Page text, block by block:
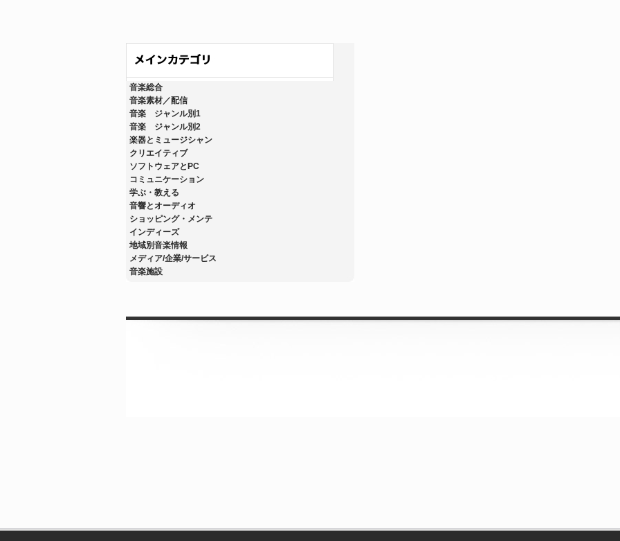
音楽総合
音楽素材／配信
音楽 ジャンル別1
音楽 ジャンル別2
楽器とミュージシャン
クリエイティブ
ソフトウェアとPC
コミュニケーション
学ぶ・教える
音響とオーディオ
ショッピング・メンテ
インディーズ
地域別音楽情報
メディア/企業/サービス
音楽施設